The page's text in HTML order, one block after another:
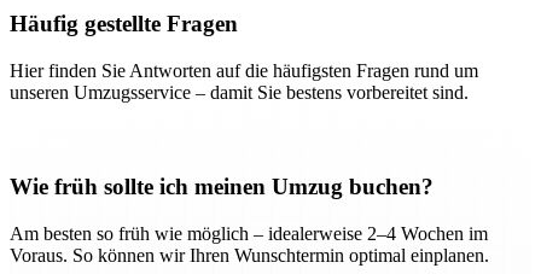
Häufig gestellte Fragen
Hier finden Sie Antworten auf die häufigsten Fragen rund um
unseren Umzugsservice – damit Sie bestens vorbereitet sind.
Wie früh sollte ich meinen Umzug buchen?
Am besten so früh wie möglich – idealerweise 2–4 Wochen im
Voraus. So können wir Ihren Wunschtermin optimal einplanen.